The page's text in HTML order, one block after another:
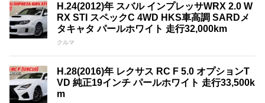
H.24(2012)年 スバル インプレッサWRX 2.0 W
RX STI スペックC 4WD HKS車高調 SARDメ
タキャタ パールホワイト 走行32,000km
クルマ
H.28(2016)年 レクサス RC F 5.0 オプションT
VD 純正19インチ パールホワイト 走行33,500k
m